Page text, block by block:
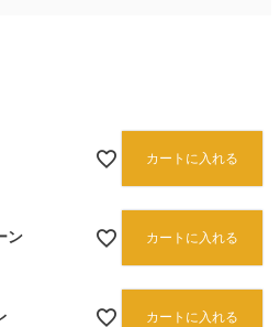
カートに入れる
ン カートに入れる
カートに入れる